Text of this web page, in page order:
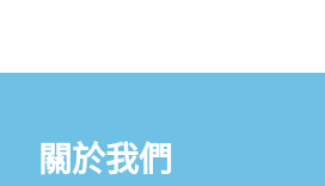
關於我們